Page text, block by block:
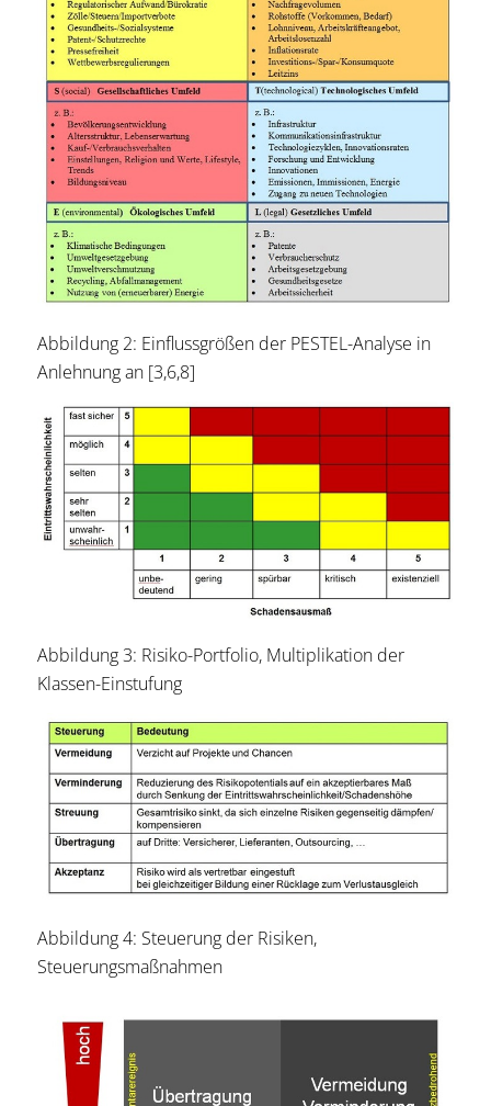
Abbildung 2: Einflussgrößen der PESTEL-Analyse in
Anlehnung an [3,6,8]
Abbildung 3: Risiko-Portfolio, Multiplikation der
Klassen-Einstufung
Abbildung 4: Steuerung der Risiken,
Steuerungsmaßnahmen